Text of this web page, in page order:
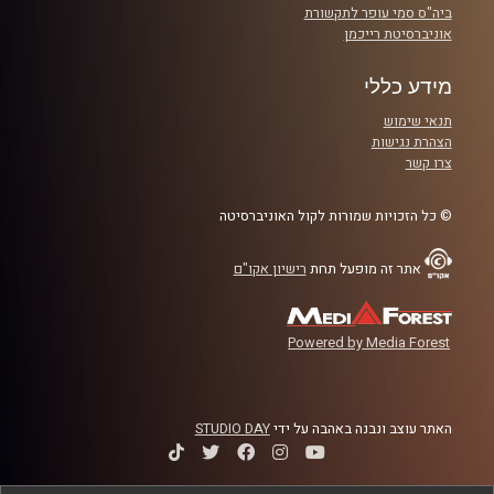
ביה"ס סמי עופר לתקשורת
אוניברסיטת רייכמן
מידע כללי
תנאי שימוש
הצהרת נגישות
צרו קשר
© כל הזכויות שמורות לקול האוניברסיטה
אתר זה מופעל תחת רישיון אקו"ם
Powered by Media Forest
האתר עוצב ונבנה באהבה על ידיSTUDIO DAY